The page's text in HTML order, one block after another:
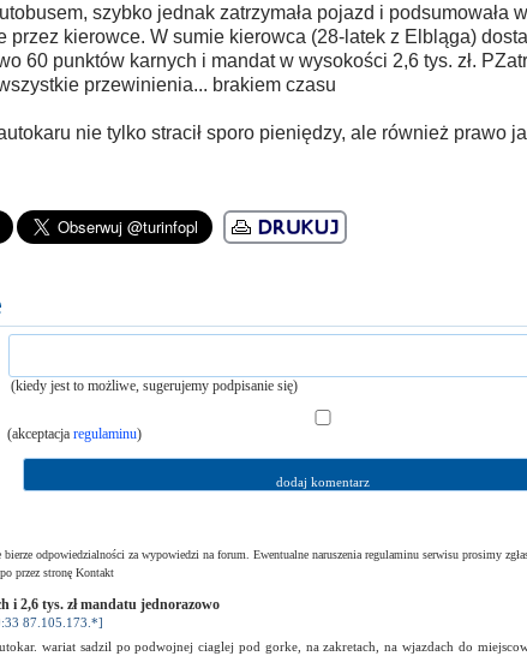
szybko jednak zatrzymała pojazd i podsumowała
przez kierowce. W sumie kierowca (28-latek z Elbląga)
60 punktów karnych i mandat w wysokości 2,6 tys. zł.
wszystkie przewinienia... brakiem czasu
nie tylko stracił sporo pieniędzy, ale również prawo
(kiedy jest to możliwe, sugerujemy podpisanie się)
(akceptacja regulaminu)
odpowiedzialności za wypowiedzi na forum. Ewentualne naruszenia regulaminu serwisu prosimy
przez stronę Kontakt
i 2,6 tys. zł mandatu jednorazowo
87.105.173.*]
wariat sadzil po podwojnej ciaglej pod gorke, na zakretach, na wjazdach do